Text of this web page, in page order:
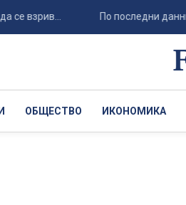
По последни данни
ОБЩЕСТВО ИКОНОМИКА